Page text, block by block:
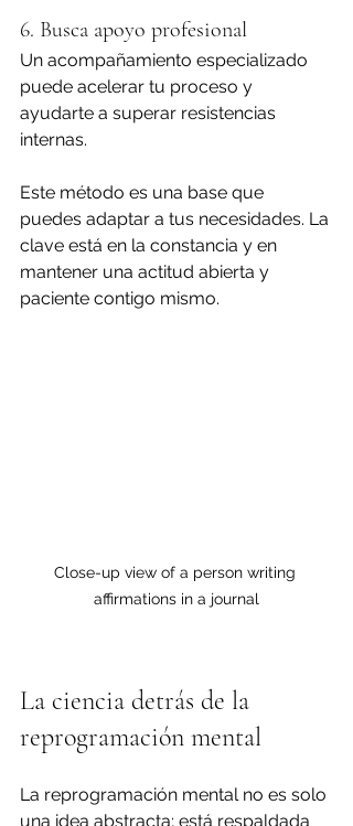
6. Busca apoyo profesional
Un acompañamiento especializado
puede acelerar tu proceso y
ayudarte a superar resistencias
internas.
Este método es una base que
puedes adaptar a tus necesidades. La
clave está en la constancia y en
mantener una actitud abierta y
paciente contigo mismo.
Close-up view of a person writing
affirmations in a journal
La ciencia detrás de la
reprogramación mental
La reprogramación mental no es solo
una idea abstracta; está respaldada